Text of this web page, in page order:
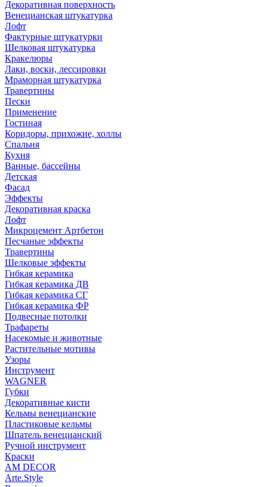
Декоративная поверхность
Венецианская штукатурка
Лофт
Фактурные штукатурки
Шелковая штукатурка
Кракелюры
Лаки, воски, лессировки
Мраморная штукатурка
Травертины
Пески
Применение
Гостиная
Коридоры, прихожие, холлы
Спальня
Кухня
Ванные, бассейны
Детская
Фасад
Эффекты
Декоративная краска
Лофт
Микроцемент Артбетон
Песчаные эффекты
Травертины
Шелковые эффекты
Гибкая керамика
Гибкая керамика ДВ
Гибкая керамика СГ
Гибкая керамика ФР
Подвесные потолки
Трафареты
Насекомые и животные
Растительные мотивы
Узоры
Инструмент
WAGNER
Губки
Декоративные кисти
Кельмы венецианские
Пластиковые кельмы
Шпатель венецианский
Ручной инструмент
Краски
AM DECOR
Arte.Style